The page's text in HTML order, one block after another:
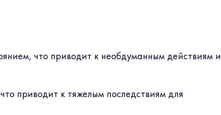
что приводит к необдуманным действиям и
приводит к тяжелым последствиям для